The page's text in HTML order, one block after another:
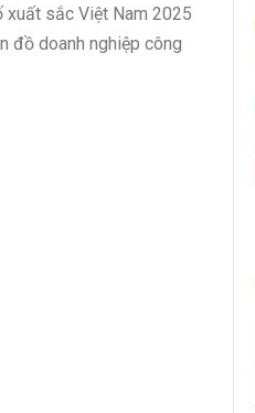
xuất sắc Việt Nam 2025
đồ doanh nghiệp công